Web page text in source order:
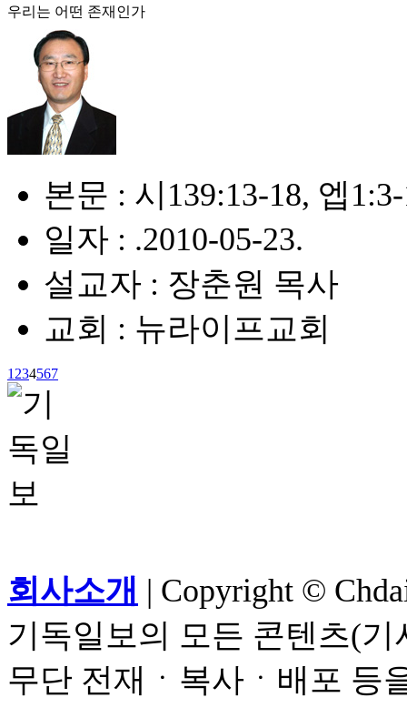
우리는 어떤 존재인가
본문 : 시139:13-18, 엡
일자 : .2010-05-23.
설교자 : 장춘원 목사
교회 : 뉴라이프교회
1 234567
회사소개 | Copyright ©
기독일보의 모든 콘텐츠(
무단 전재ㆍ복사ㆍ배포 등